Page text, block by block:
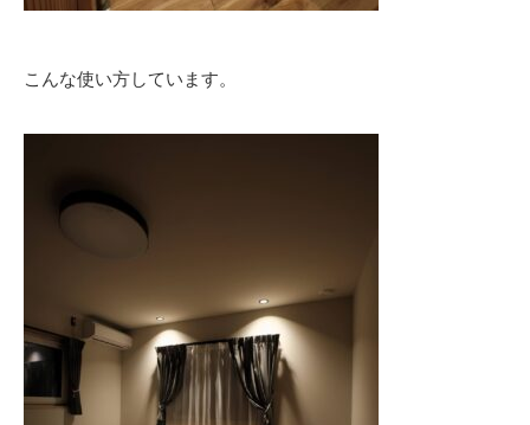
こんな使い方しています。